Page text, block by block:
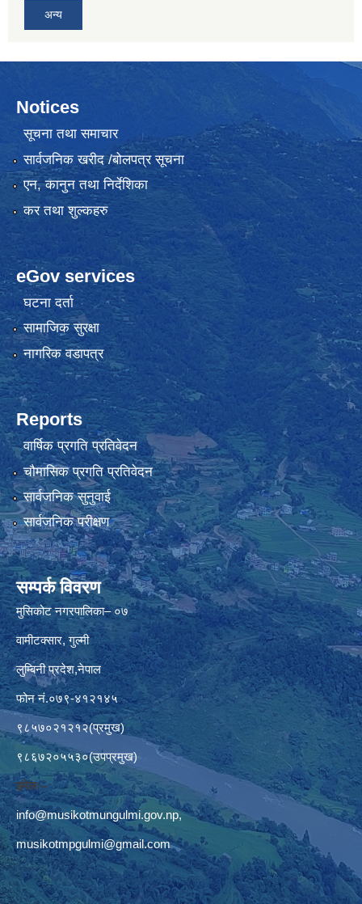
अन्य
Notices
सूचना तथा समाचार
सार्वजनिक खरीद /बोलपत्र सूचना
एन, कानुन तथा निर्देशिका
कर तथा शुल्कहरु
eGov services
घटना दर्ता
सामाजिक सुरक्षा
नागरिक वडापत्र
Reports
वार्षिक प्रगति प्रतिवेदन
चौमासिक प्रगति प्रतिवेदन
सार्वजनिक सुनुवाई
सार्वजनिक परीक्षण
सम्पर्क विवरण
मुसिकोट नगरपालिका– ०७
वामीटक्सार, गुल्मी
लुम्बिनी प्रदेश,नेपाल
फोन नं.०७९-४१२१४५
९८५७०२१२१२(प्रमुख)
९८६७२०५५३०(उपप्रमुख)
इमेलः–
info@musikotmungulmi.gov.np,
musikotmpgulmi@gmail.com